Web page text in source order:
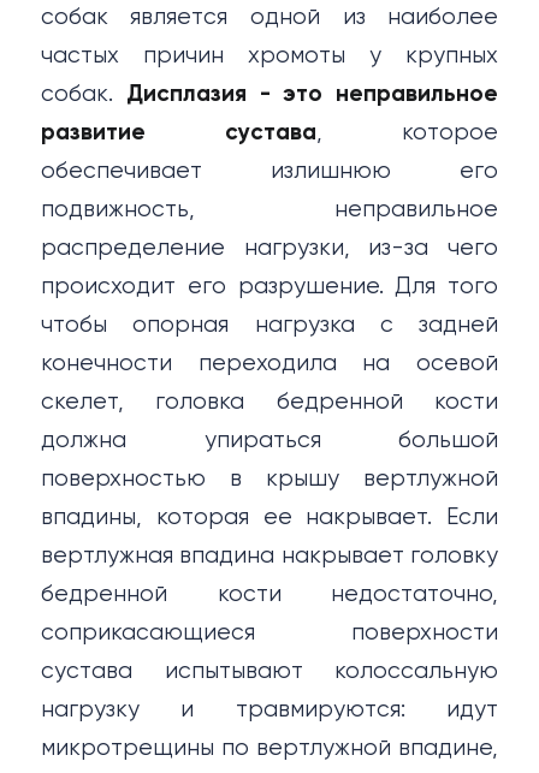
собак является одной из наиболее
частых причин хромоты у крупных
собак. Дисплазия - это неправильное
развитие сустава , которое
обеспечивает излишнюю его
подвижность, неправильное
распределение нагрузки, из-за чего
происходит его разрушение. Для того
чтобы опорная нагрузка с задней
конечности переходила на осевой
скелет, головка бедренной кости
должна упираться большой
поверхностью в крышу вертлужной
впадины, которая ее накрывает. Если
вертлужная впадина накрывает головку
бедренной кости недостаточно,
соприкасающиеся поверхности
сустава испытывают колоссальную
нагрузку и травмируются: идут
микротрещины по вертлужной впадине,